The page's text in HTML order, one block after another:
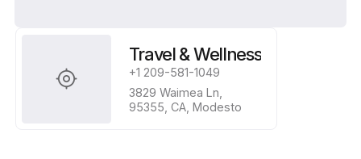
Travel & Wellness
+1 209-581-1049
3829 Waimea Ln,
95355, CA, Modesto